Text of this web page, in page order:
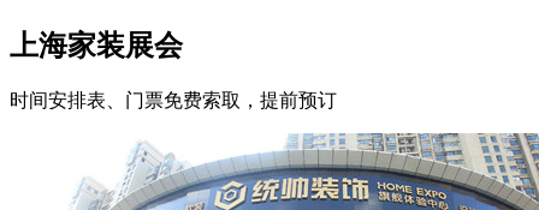
上海家装展会
时间安排表、门票免费索取，提前预订